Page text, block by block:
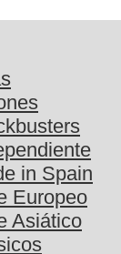
in Spain
Europeo
Asiático